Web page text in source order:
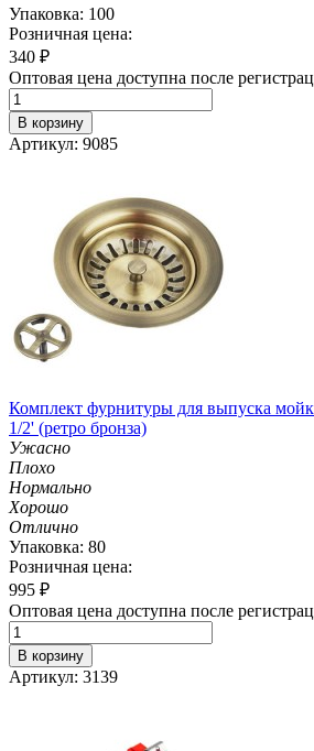
Упаковка: 100
Розничная цена:
340 ₽
Оптовая цена доступна после
В корзину
Артикул: 9085
Комплект фурнитуры для выпуска
1/2' (ретро бронза)
Ужасно
Плохо
Нормально
Хорошо
Отлично
Упаковка: 80
Розничная цена:
995 ₽
Оптовая цена доступна после
В корзину
Артикул: 3139